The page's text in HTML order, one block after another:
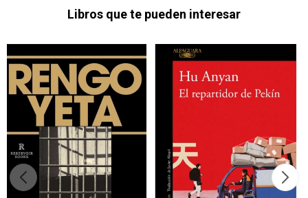
Libros que te pueden interesar